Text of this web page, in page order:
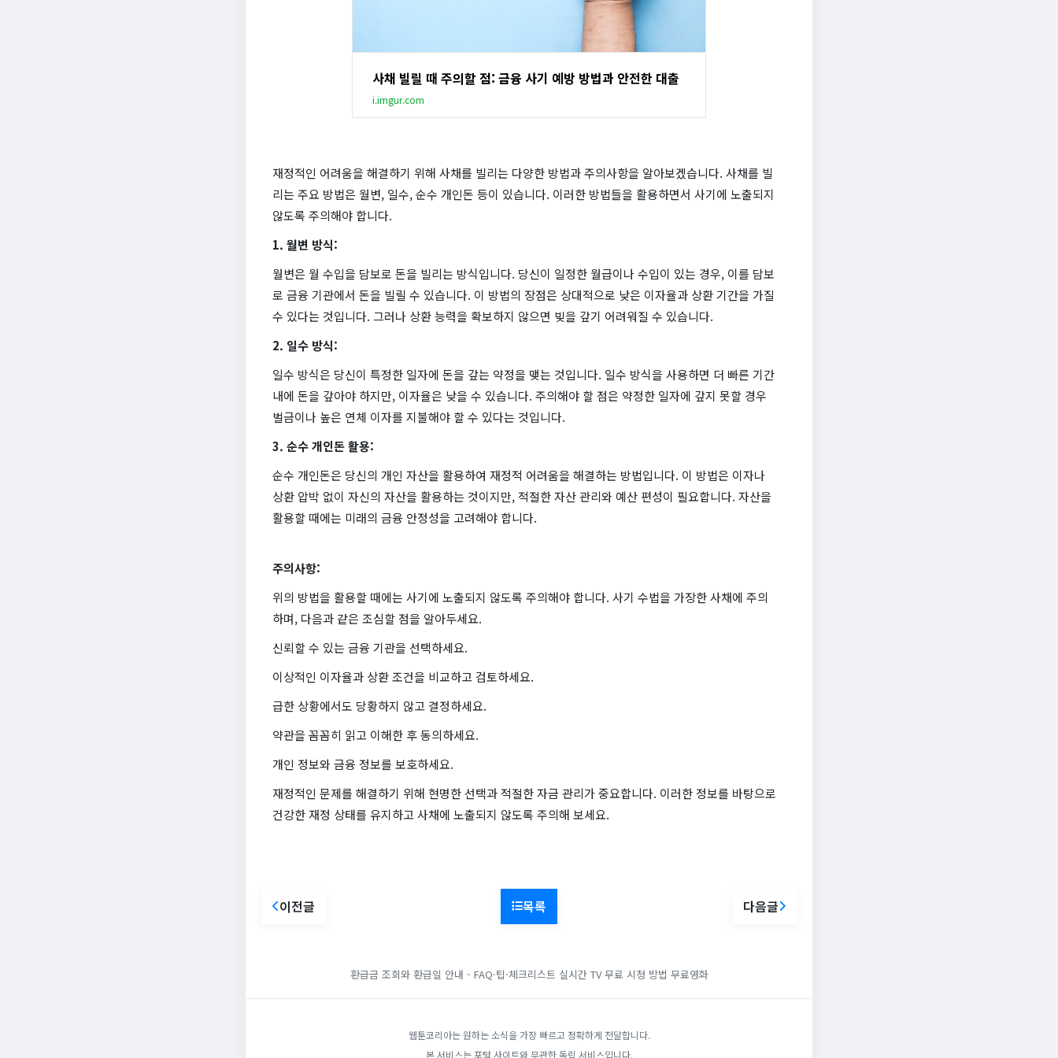
사채 빌릴 때 주의할 점: 금융 사기 예방 방법과 안전한 대출
i.imgur.com
재정적인 어려움을 해결하기 위해 사채를 빌리는 다양한 방법과 주의사항을 알아보겠습니다. 사채를 빌
리는 주요 방법은 월변, 일수, 순수 개인돈 등이 있습니다. 이러한 방법들을 활용하면서 사기에 노출되지
않도록 주의해야 합니다.
1. 월변 방식:
월변은 월 수입을 담보로 돈을 빌리는 방식입니다. 당신이 일정한 월급이나 수입이 있는 경우, 이를 담보
로 금융 기관에서 돈을 빌릴 수 있습니다. 이 방법의 장점은 상대적으로 낮은 이자율과 상환 기간을 가질
수 있다는 것입니다. 그러나 상환 능력을 확보하지 않으면 빚을 갚기 어려워질 수 있습니다.
2. 일수 방식:
일수 방식은 당신이 특정한 일자에 돈을 갚는 약정을 맺는 것입니다. 일수 방식을 사용하면 더 빠른 기간
내에 돈을 갚아야 하지만, 이자율은 낮을 수 있습니다. 주의해야 할 점은 약정한 일자에 갚지 못할 경우
벌금이나 높은 연체 이자를 지불해야 할 수 있다는 것입니다.
3. 순수 개인돈 활용:
순수 개인돈은 당신의 개인 자산을 활용하여 재정적 어려움을 해결하는 방법입니다. 이 방법은 이자나
상환 압박 없이 자신의 자산을 활용하는 것이지만, 적절한 자산 관리와 예산 편성이 필요합니다. 자산을
활용할 때에는 미래의 금융 안정성을 고려해야 합니다.
주의사항:
위의 방법을 활용할 때에는 사기에 노출되지 않도록 주의해야 합니다. 사기 수법을 가장한 사채에 주의
하며, 다음과 같은 조심할 점을 알아두세요.
신뢰할 수 있는 금융 기관을 선택하세요.
이상적인 이자율과 상환 조건을 비교하고 검토하세요.
급한 상황에서도 당황하지 않고 결정하세요.
약관을 꼼꼼히 읽고 이해한 후 동의하세요.
개인 정보와 금융 정보를 보호하세요.
재정적인 문제를 해결하기 위해 현명한 선택과 적절한 자금 관리가 중요합니다. 이러한 정보를 바탕으로
건강한 재정 상태를 유지하고 사채에 노출되지 않도록 주의해 보세요.
이전글 목록 다음글
환급금 조회와 환급일 안내 - FAQ·팁·체크리스트 실시간 TV 무료 시청 방법 무료영화
웹툰코리아는 원하는 소식을 가장 빠르고 정확하게 전달합니다.
본 서비스는 포털 사이트와 무관한 독립 서비스입니다.